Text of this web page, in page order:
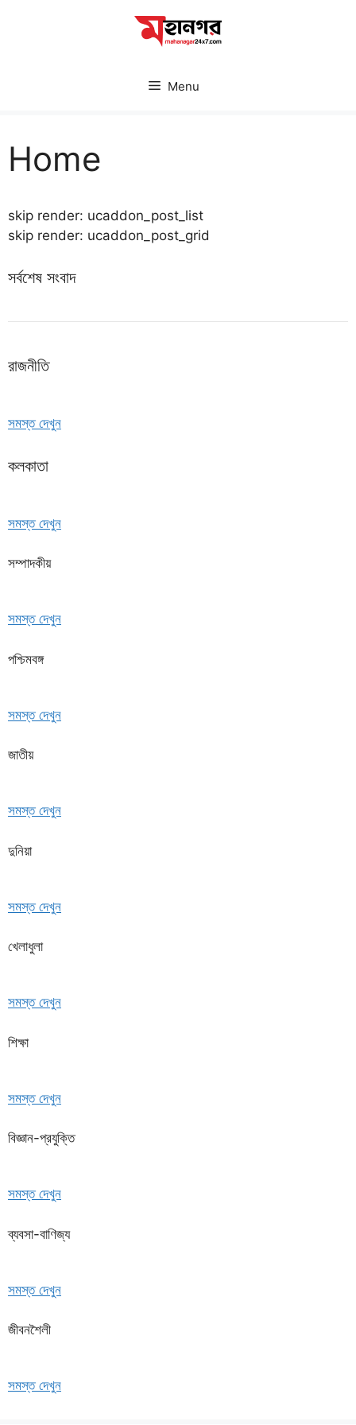
Menu
Home
skip render: ucaddon_post_list
skip render: ucaddon_post_grid
সর্বশেষ সংবাদ
রাজনীতি
সমস্ত দেখুন
কলকাতা
সমস্ত দেখুন
সম্পাদকীয়
সমস্ত দেখুন
পশ্চিমবঙ্গ
সমস্ত দেখুন
জাতীয়
সমস্ত দেখুন
দুনিয়া
সমস্ত দেখুন
খেলাধুলা
সমস্ত দেখুন
শিক্ষা
সমস্ত দেখুন
বিজ্ঞান-প্রযুক্তি
সমস্ত দেখুন
ব্যবসা-বাণিজ্য
সমস্ত দেখুন
জীবনশৈলী
সমস্ত দেখুন